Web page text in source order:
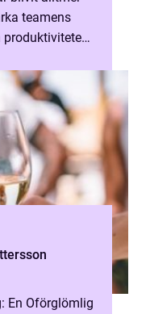
teamens
En Oförglömlig